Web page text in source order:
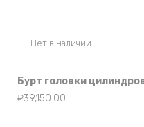
Нет в наличии
Бурт головки
₽39,150.00